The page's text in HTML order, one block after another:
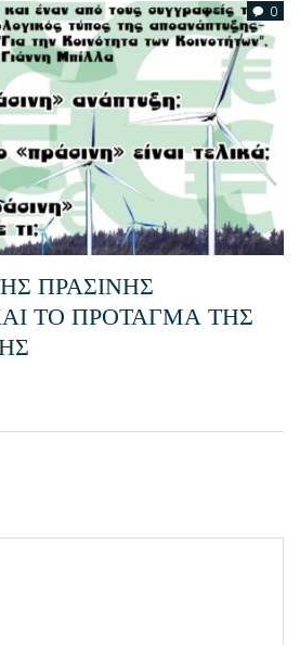
0
ΠΡΑΣΙΝΗΣ
ΤΟ ΠΡΟΤΑΓΜΑ ΤΗΣ